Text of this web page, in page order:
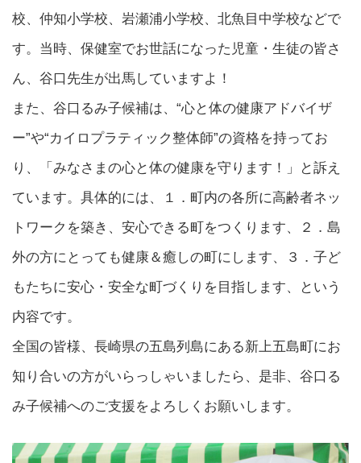
校、仲知小学校、岩瀬浦小学校、北魚目中学校などで
す。当時、保健室でお世話になった児童・生徒の皆さ
ん、谷口先生が出馬していますよ！
また、谷口るみ子候補は、“心と体の健康アドバイザ
ー”や“カイロプラティック整体師”の資格を持ってお
り、「みなさまの心と体の健康を守ります！」と訴え
ています。具体的には、１．町内の各所に高齢者ネッ
トワークを築き、安心できる町をつくります、２．島
外の方にとっても健康＆癒しの町にします、３．子ど
もたちに安心・安全な町づくりを目指します、という
内容です。
全国の皆様、長崎県の五島列島にある新上五島町にお
知り合いの方がいらっしゃいましたら、是非、谷口る
み子候補へのご支援をよろしくお願いします。